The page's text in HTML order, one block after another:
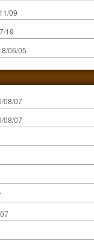
09
19
06/05
08/07
08/07